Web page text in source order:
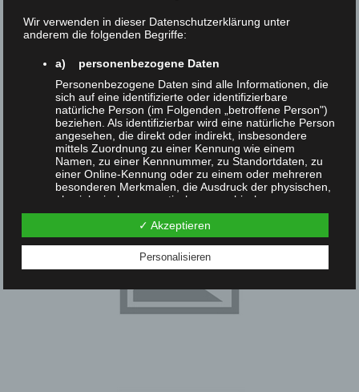
Beitrags-
Navigation
< DSC07723
Wir verwenden in dieser Datenschutzerklärung unter
anderem die folgenden Begriffe:
a) personenbezogene Daten
Personenbezogene Daten sind alle Informationen, die
sich auf eine identifizierte oder identifizierbare
natürliche Person (im Folgenden „betroffene Person")
beziehen. Als identifizierbar wird eine natürliche Person
angesehen, die direkt oder indirekt, insbesondere
mittels Zuordnung zu einer Kennung wie einem
Namen, zu einer Kennnummer, zu Standortdaten, zu
einer Online-Kennung oder zu einem oder mehreren
besonderen Merkmalen, die Ausdruck der physischen,
physiologischen, genetischen, psychischen,
wirtschaftlichen, kulturellen oder sozialen Identität
dieser natürlichen Person sind, identifiziert werden
kann.
b) betroffene Person
Betroffene Person ist jede identifizierte oder
identifizierbare natürliche Person, deren
personenbezogene Daten von dem für die
✓ Akzeptieren
Personalisieren